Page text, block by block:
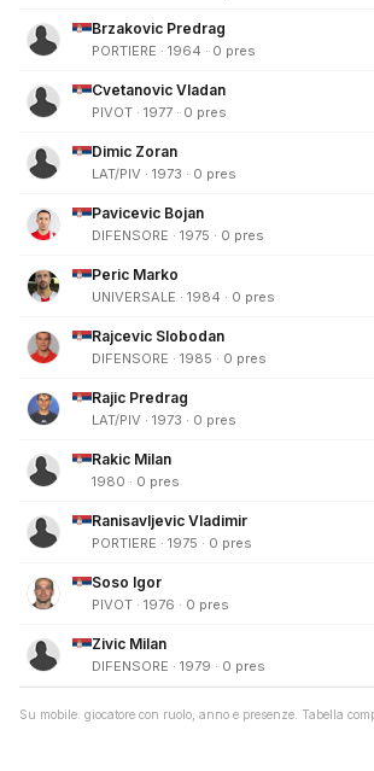
Brzakovic Predrag
PORTIERE · 1964 · 0 pres
Cvetanovic Vladan
PIVOT · 1977 · 0 pres
Dimic Zoran
LAT/PIV · 1973 · 0 pres
Pavicevic Bojan
DIFENSORE · 1975 · 0 pres
Peric Marko
UNIVERSALE · 1984 · 0 pres
Rajcevic Slobodan
DIFENSORE · 1985 · 0 pres
Rajic Predrag
LAT/PIV · 1973 · 0 pres
Rakic Milan
1980 · 0 pres
Ranisavljevic Vladimir
PORTIERE · 1975 · 0 pres
Soso Igor
PIVOT · 1976 · 0 pres
Zivic Milan
DIFENSORE · 1979 · 0 pres
Su mobile: giocatore con ruolo, anno e presenze. Tabella